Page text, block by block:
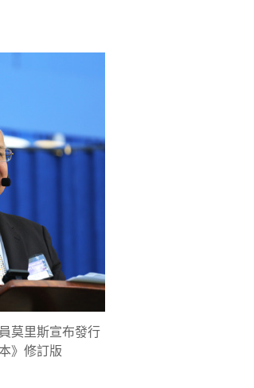
莫里斯宣布發行
》修訂版